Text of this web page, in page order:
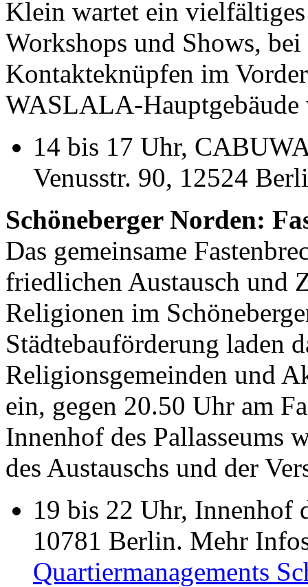
Klein wartet ein
Workshops und Shows,
Kontakteknüpfen im
WASLALA-
14 bis 17 Uhr,
Venusstr. 90, 12524
Schöneberger Norden:
Das gemeinsame
friedlichen Austausch und
Religionen im
Städtebauförderung laden
Religionsgemeinden und
ein, gegen 20.50 Uhr am
Innenhof des Pallasseums
des Austauschs und der
19 bis 22 Uhr, Innenhof
10781 Berlin. Mehr
Quartiermanagements